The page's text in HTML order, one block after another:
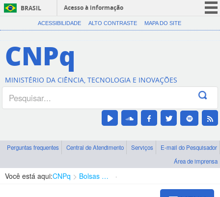
BRASIL
Acesso à informação
CORONAVÍRUS (COVID-19)
Canais
ACESSIBILIDADE ALTO CONTRASTE MAPA DO SITE
CNPq
MINISTÉRIO DA CIÊNCIA, TECNOLOGIA E INOVAÇÕES
Perguntas frequentes Central de Atendimento Serviços
E-mail do Pesquisador
Área de imprensa
Você está aqui:CNPq Bolsas e Auxílios Vigentes